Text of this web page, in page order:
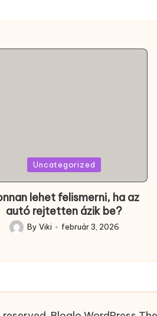
Uncategorized
lehet felismerni, ha az
autó rejtetten ázik be?
Posted
By Viki február 3, 2026